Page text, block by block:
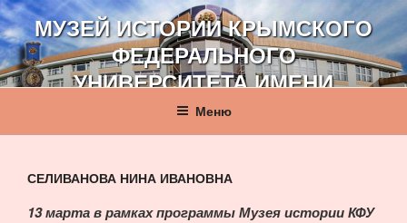
Перейти
к
содержимому
МУЗЕЙ ИСТОРИИ КРЫМСКОГО
ФЕДЕРАЛЬНОГО
УНИВЕРСИТЕТА ИМЕНИ
В. И. ВЕРНАДСКОГО
Меню
СЕЛИВАНОВА НИНА ИВАНОВНА
13 марта в рамках программы Музея истории КФУ